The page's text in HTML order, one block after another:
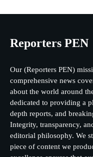
Reporters PEN
Our (Reporters PEN)
comprehensive news
about the world around
dedicated to providing a
depth reports, and
Integrity, transparency,
editorial philosophy. We
piece of content we